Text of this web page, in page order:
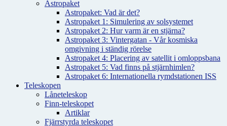
Astropaket
Astropaket: Vad är det?
Astropaket 1: Simulering av solsystemet
Astropaket 2: Hur varm är en stjärna?
Astropaket 3: Vintergatan - Vår kosmiska
omgivning i ständig rörelse
Astropaket 4: Placering av satellit i omloppsbana
Astropaket 5: Vad finns på stjärnhimlen?
Astropaket 6: Internationella rymdstationen ISS
Teleskopen
Låneteleskop
Finn-teleskopet
Artiklar
Fjärrstyrda teleskopet